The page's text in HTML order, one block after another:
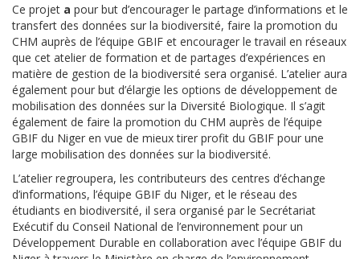
Ce projet a pour but d’encourager le partage d’informations et le
transfert des données sur la biodiversité, faire la promotion du
CHM auprès de l’équipe GBIF et encourager le travail en réseaux
que cet atelier de formation et de partages d’expériences en
matière de gestion de la biodiversité sera organisé. L’atelier aura
également pour but d’élargie les options de développement de
mobilisation des données sur la Diversité Biologique. Il s’agit
également de faire la promotion du CHM auprès de l’équipe
GBIF du Niger en vue de mieux tirer profit du GBIF pour une
large mobilisation des données sur la biodiversité.
L’atelier regroupera, les contributeurs des centres d’échange
d’informations, l’équipe GBIF du Niger, et le réseau des
étudiants en biodiversité, il sera organisé par le Secrétariat
Exécutif du Conseil National de l’environnement pour un
Développement Durable en collaboration avec l’équipe GBIF du